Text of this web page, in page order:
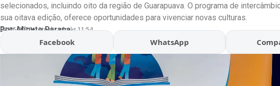
selecionados, incluindo oito da região de Guarapuava. O programa de
sua oitava edição, oferece oportunidades para vivenciar novas culturas.
Por:Minuto Parana
04/06/2026 Atualizado às 11:54
Facebook WhatsApp